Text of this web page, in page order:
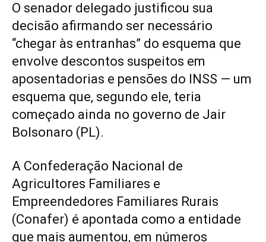
O senador delegado justificou sua
decisão afirmando ser necessário
“chegar às entranhas” do esquema que
envolve descontos suspeitos em
aposentadorias e pensões do INSS — um
esquema que, segundo ele, teria
começado ainda no governo de Jair
Bolsonaro (PL).
A Confederação Nacional de
Agricultores Familiares e
Empreendedores Familiares Rurais
(Conafer) é apontada como a entidade
que mais aumentou, em números